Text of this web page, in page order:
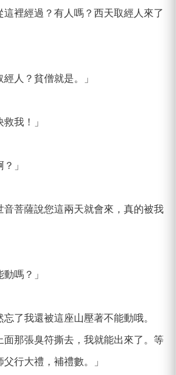
這裡經過？有人嗎？西天取經人來了
經人？貧僧就是。」
我！」
」
音菩薩說您這兩天就會來，真的被我
嗎？」
忘了我還被這座山壓著不能動哦。
面那張臭符撕去，我就能出來了。等
行大禮，補禮數。」